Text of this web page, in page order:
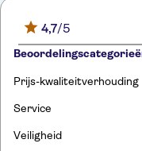
4,7/5
Prijs-kwaliteitverhouding
Service
Veiligheid